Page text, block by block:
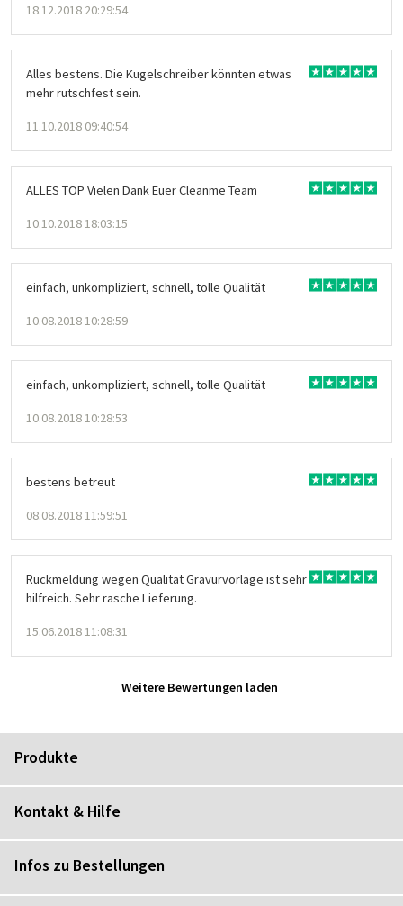
18.12.2018 20:29:54
Alles bestens. Die Kugelschreiber könnten etwas
mehr rutschfest sein.
11.10.2018 09:40:54
ALLES TOP Vielen Dank Euer Cleanme Team
10.10.2018 18:03:15
einfach, unkompliziert, schnell, tolle Qualität
10.08.2018 10:28:59
einfach, unkompliziert, schnell, tolle Qualität
10.08.2018 10:28:53
bestens betreut
08.08.2018 11:59:51
Rückmeldung wegen Qualität Gravurvorlage ist sehr
hilfreich. Sehr rasche Lieferung.
15.06.2018 11:08:31
Weitere Bewertungen laden
Produkte
Kontakt & Hilfe
Infos zu Bestellungen